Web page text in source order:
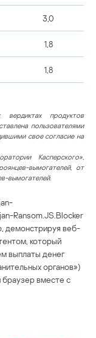
3,0
1,8
1,8
продуктов
пользователями
свое согласие на
Касперского»,
вымогателей, от
вымогателей.
Ransom.JS.Blocker
демонстрируя веб-
который
выплаты денег
органов»)
вместе с